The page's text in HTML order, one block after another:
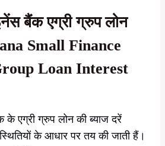
बैंक एग्री ग्रुप लोन
Small Finance
Loan Interest
एग्री ग्रुप लोन की ब्याज दरें
के आधार पर तय की जाती हैं।